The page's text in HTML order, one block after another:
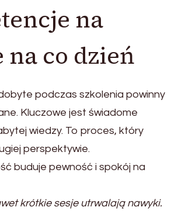
na
na co dzień
podczas szkolenia powinny
Kluczowe jest świadome
wiedzy. To proces, który
perspektywie.
buduje pewność i spokój na
krótkie sesje utrwalają nawyki.